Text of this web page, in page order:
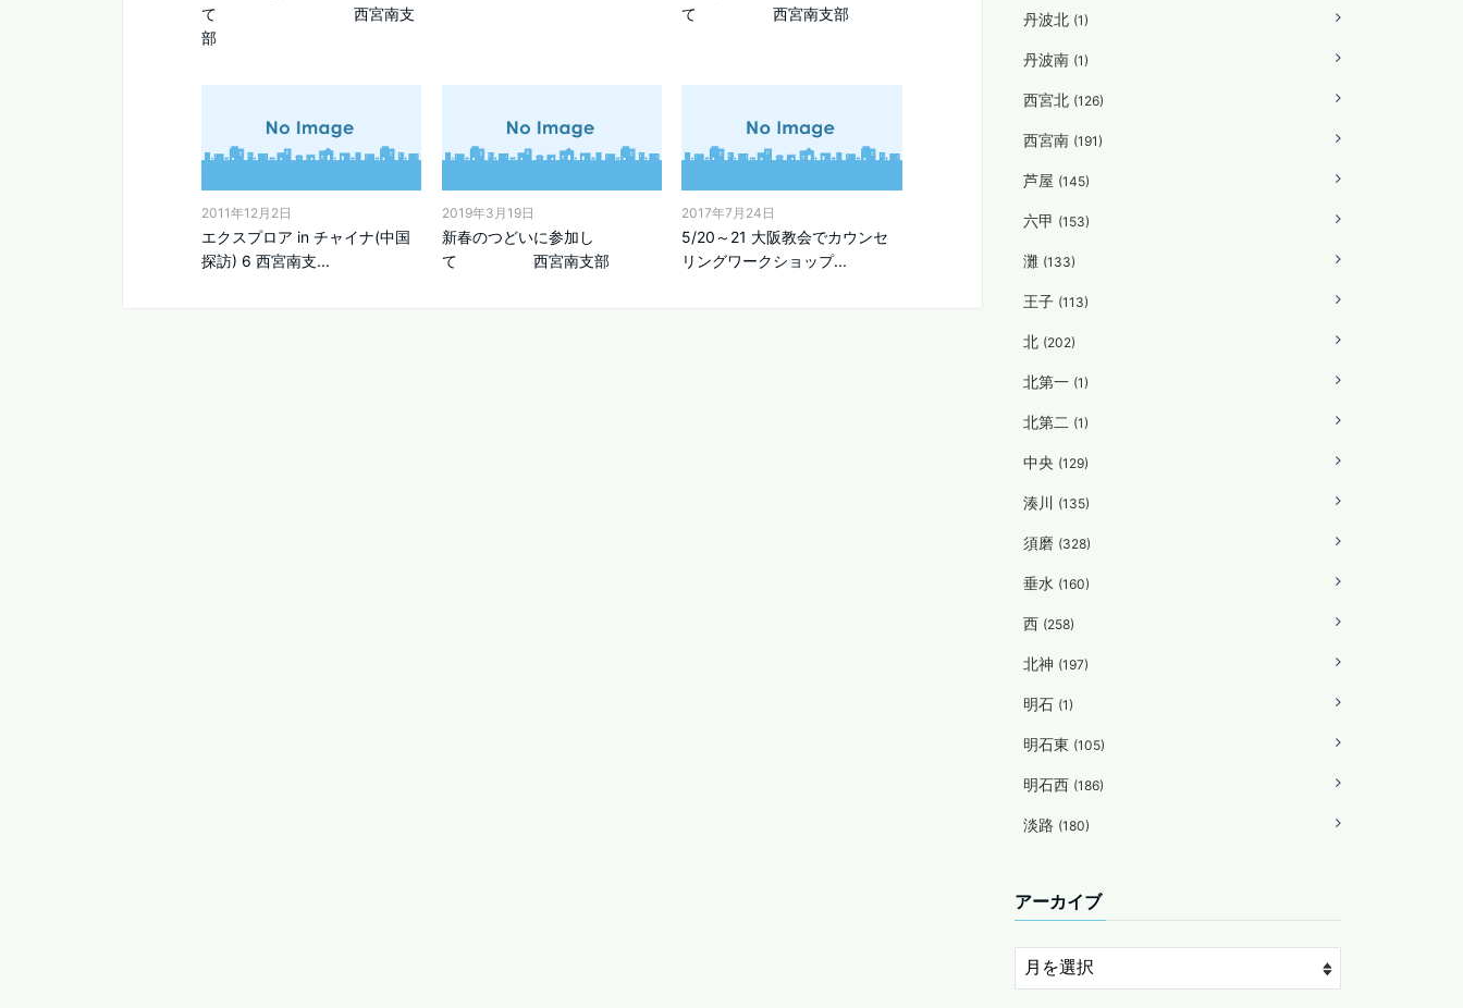
て 西宮南支
部
て 西宮南支部
2011年12月2日
エクスプロア in チャイナ(中国
探訪) 6 西宮南支...
2019年3月19日
新春のつどいに参加し
て 西宮南支部
2017年7月24日
5/20～21 大阪教会でカウンセ
リングワークショップ...
丹波北 (1)
丹波南 (1)
西宮北 (126)
西宮南 (191)
芦屋 (145)
六甲 (153)
灘 (133)
王子 (113)
北 (202)
北第一 (1)
北第二 (1)
中央 (129)
湊川 (135)
須磨 (328)
垂水 (160)
西 (258)
北神 (197)
明石 (1)
明石東 (105)
明石西 (186)
淡路 (180)
アーカイブ